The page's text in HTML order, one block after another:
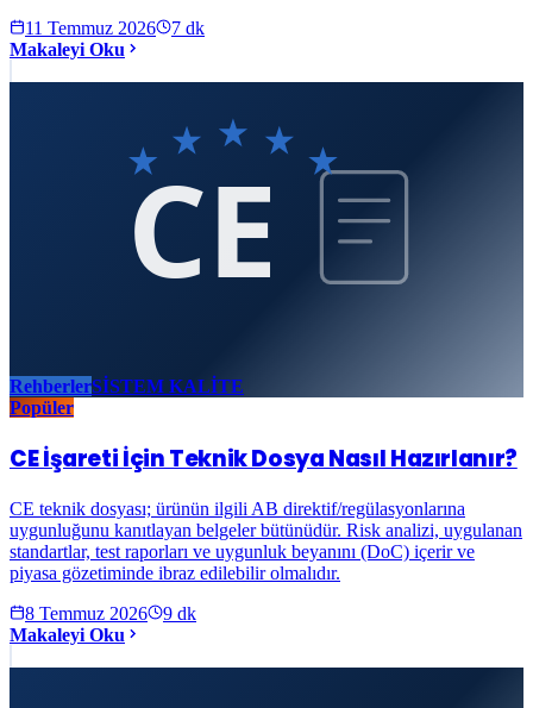
11 Temmuz 2026
7 dk
Makaleyi Oku
CE
RehberlerSİSTEM KALİTE
Popüler
CE İşareti İçin Teknik Dosya Nasıl Hazırlanır?
CE teknik dosyası; ürünün ilgili AB direktif/regülasyonlarına
uygunluğunu kanıtlayan belgeler bütünüdür. Risk analizi, uygulanan
standartlar, test raporları ve uygunluk beyanını (DoC) içerir ve
piyasa gözetiminde ibraz edilebilir olmalıdır.
8 Temmuz 2026
9 dk
Makaleyi Oku